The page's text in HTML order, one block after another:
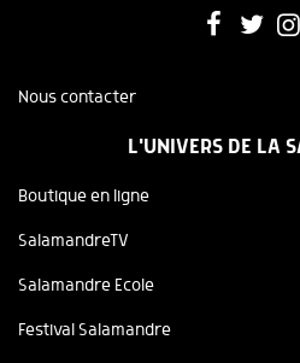
Nous contacter
L'UNIVERS DE LA
Boutique en ligne
SalamandreTV
Salamandre Ecole
Festival Salamandre